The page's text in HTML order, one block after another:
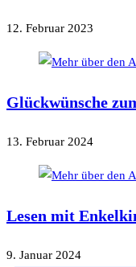
12. Februar 2023
Glückwünsche
13. Februar 2024
Lesen mit
9. Januar 2024